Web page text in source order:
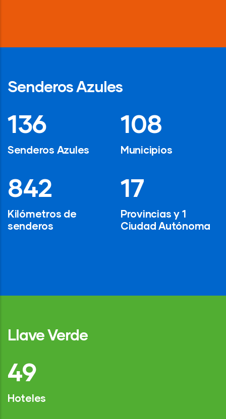
Senderos Azules
194
Senderos Azules
1,200
Kilómetros de
senderos
154
Municipios
24
Provincias y 1
Ciudad Autónoma
Llave Verde
75
Hoteles